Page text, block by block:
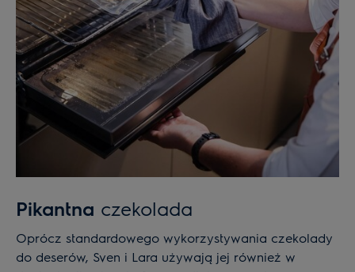
Pikantna czekolada
Oprócz standardowego wykorzystywania czekolady
do deserów, Sven i Lara używają jej również w